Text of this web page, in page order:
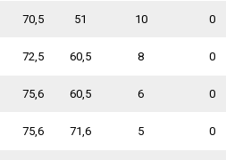
70,5 51 10 0
72,5 60,5 8 0
75,6 60,5 6 0
75,6 71,6 5 0